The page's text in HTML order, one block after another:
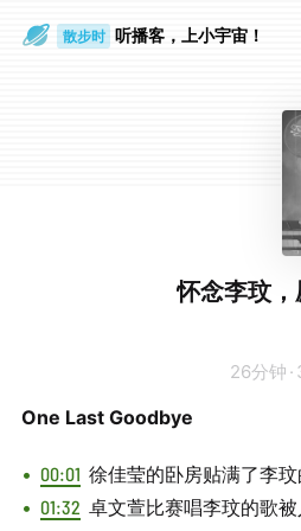
通勤路上 听播客，上小宇宙！
怀念李玟
26分钟 ·
One Last Goodbye
00:01 徐佳莹的卧房贴满了李
01:32 卓文萱比赛唱李玟的歌被